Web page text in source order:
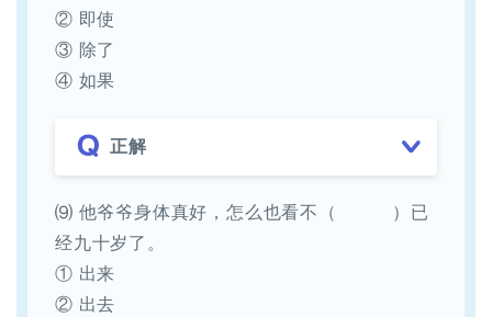
② 即使
③ 除了
④ 如果
正解
⑼ 他爷爷身体真好，怎么也看不（ ）已
经九十岁了。
① 出来
② 出去